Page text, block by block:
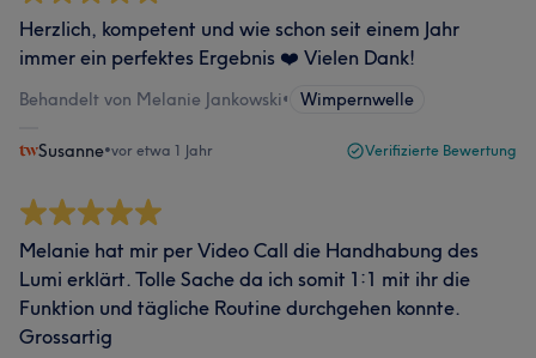
Herzlich, kompetent und wie schon seit einem Jahr
immer ein perfektes Ergebnis ❤️ Vielen Dank!
Behandelt von Melanie Jankowski• Wimpernwelle
Susanne•vor etwa 1 Jahr Verifizierte Bewertung
Melanie hat mir per Video Call die Handhabung des
Lumi erklärt. Tolle Sache da ich somit 1:1 mit ihr die
Funktion und tägliche Routine durchgehen konnte.
Grossartig